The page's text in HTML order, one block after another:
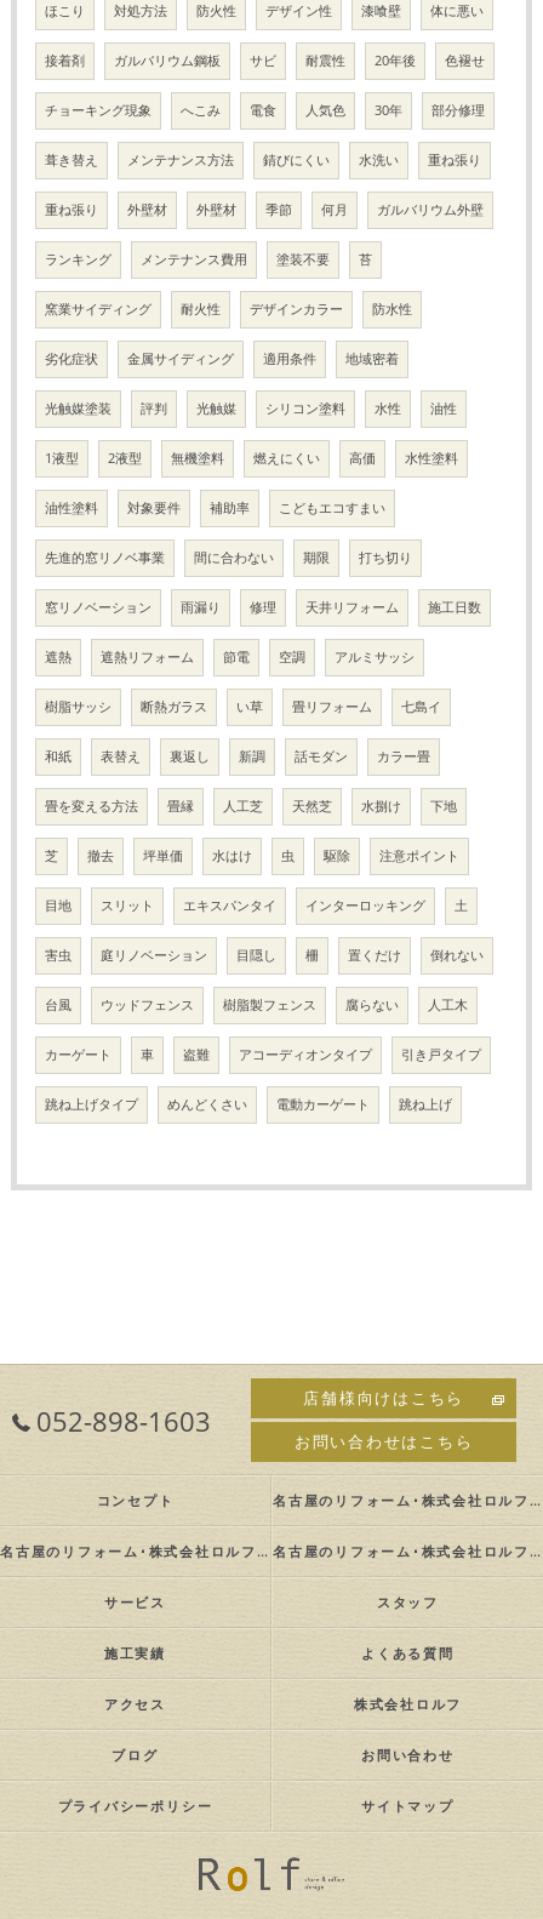
ほこり 対処方法 防火性 デザイン性 漆喰壁 体に悪い
接着剤 ガルバリウム鋼板 サビ 耐震性 20年後 色褪せ
チョーキング現象 へこみ 電食 人気色 30年 部分修理
葺き替え メンテナンス方法 錆びにくい 水洗い 重ね張り
重ね張り 外壁材 外壁材 季節 何月 ガルバリウム外壁
ランキング メンテナンス費用 塗装不要 苔
窯業サイディング 耐火性 デザインカラー 防水性
劣化症状 金属サイディング 適用条件 地域密着
光触媒塗装 評判 光触媒 シリコン塗料 水性 油性
1液型 2液型 無機塗料 燃えにくい 高価 水性塗料
油性塗料 対象要件 補助率 こどもエコすまい
先進的窓リノベ事業 間に合わない 期限 打ち切り
窓リノベーション 雨漏り 修理 天井リフォーム 施工日数
遮熱 遮熱リフォーム 節電 空調 アルミサッシ
樹脂サッシ 断熱ガラス い草 畳リフォーム 七島イ
和紙 表替え 裏返し 新調 話モダン カラー畳
畳を変える方法 畳縁 人工芝 天然芝 水捌け 下地
芝 撤去 坪単価 水はけ 虫 駆除 注意ポイント
目地 スリット エキスパンタイ インターロッキング 土
害虫 庭リノベーション 目隠し 柵 置くだけ 倒れない
台風 ウッドフェンス 樹脂製フェンス 腐らない 人工木
カーゲート 車 盗難 アコーディオンタイプ 引き戸タイプ
跳ね上げタイプ めんどくさい 電動カーゲート 跳ね上げ
052-898-1603
店舗様向けはこちら
お問い合わせはこちら
コンセプト 名古屋のリフォーム･株式会社ロルフの口コミ情報
名古屋のリフォーム･株式会社ロルフの評判 名古屋のリフォーム･株式会社ロルフのお客様の声
サービス スタッフ
施工実績 よくある質問
アクセス 株式会社ロルフ
ブログ お問い合わせ
プライバシーポリシー サイトマップ